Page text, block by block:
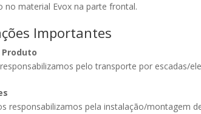
no material Evox na parte frontal.
Importantes
pelo transporte por escadas/
responsabilizamos pela instalação/montagem